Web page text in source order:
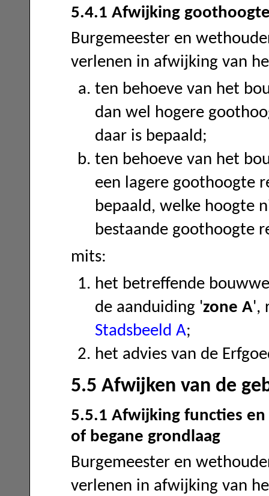
5.4.1 Afwijking
Burgemeester en
verlenen in afwijking van
ten behoeve van het
dan wel hogere
daar is bepaald;
ten behoeve van het
een lagere goothoogte
bepaald, welke hoogte
bestaande goothoogte
mits:
het betreffende
de aanduiding 'zone A',
Stadsbeeld A;
het advies van de
5.5 Afwijken van de
5.5.1 Afwijking functies
of begane grondlaag
Burgemeester en
verlenen in afwijking van